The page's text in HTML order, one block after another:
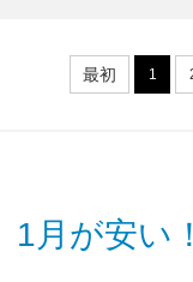
最初 1
1月が安